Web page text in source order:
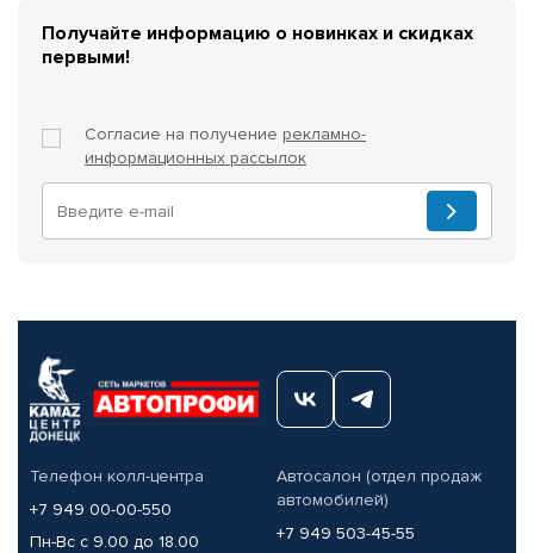
Получайте информацию о новинках и скидках
первыми!
Согласие на получение рекламно-
информационных рассылок
Телефон колл-центра
+7 949 00-00-550
Пн-Вс с 9.00 до 18.00
Автосалон (отдел продаж
автомобилей)
+7 949 503-45-55